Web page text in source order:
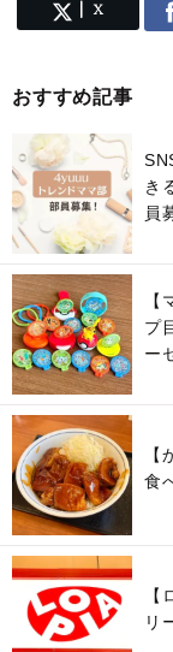
X
おすすめ記事
き
員
プ
ー
食
リ